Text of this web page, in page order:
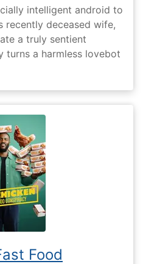
intelligent android to
recently deceased wife,
a truly sentient
turns a harmless lovebot
Food